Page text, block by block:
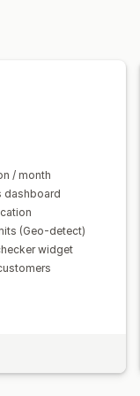
/ month
dashboard
(Geo-detect)
widget